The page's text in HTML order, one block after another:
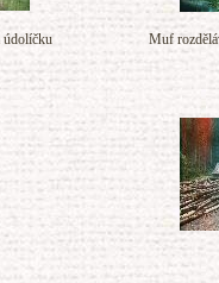
údolíčku
Muf